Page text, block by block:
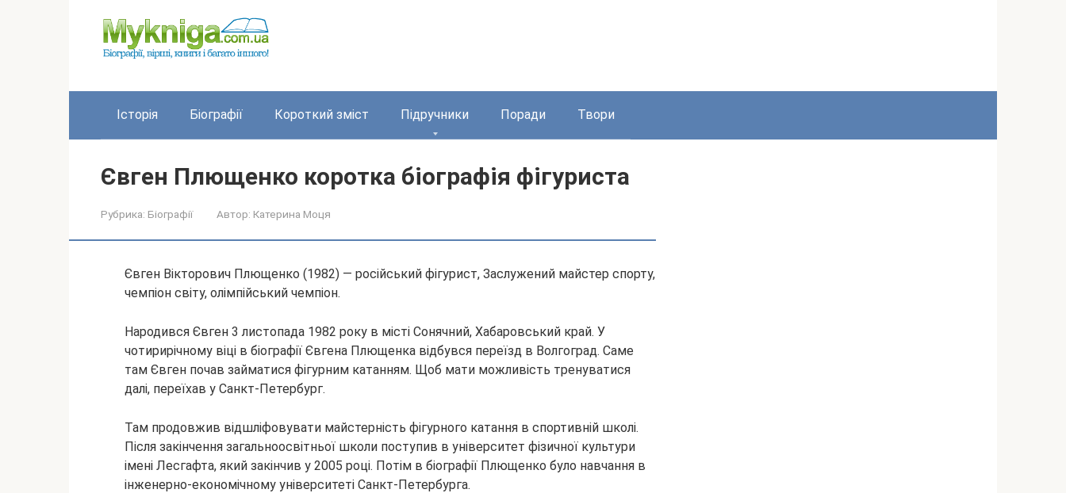
Історія Біографії Короткий зміст Підручники Поради Твори
Євген Плющенко коротка біографія фігуриста
Рубрика: Біографії Автор: Катерина Моця
Євген Вікторович Плющенко (1982) — російський фігурист, Заслужений майстер спорту,
чемпіон світу, олімпійський чемпіон.
Народився Євген 3 листопада 1982 року в місті Сонячний, Хабаровський край. У
чотирирічному віці в біографії Євгена Плющенка відбувся переїзд в Волгоград. Саме
там Євген почав займатися фігурним катанням. Щоб мати можливість тренуватися
далі, переїхав у Санкт-Петербург.
Там продовжив відшліфовувати майстерність фігурного катання в спортивній школі.
Після закінчення загальноосвітньої школи поступив в університет фізичної культури
імені Лесгафта, який закінчив у 2005 році. Потім в біографії Плющенко було навчання в
інженерно-економічному університеті Санкт-Петербурга.